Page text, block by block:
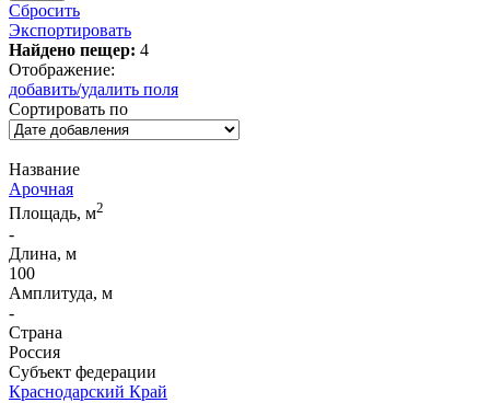
Сбросить
Экспортировать
Найдено пещер: 4
Отображение:
добавить/удалить поля
Сортировать по
Название
Арочная
Площадь, м2
-
Длина, м
100
Амплитуда, м
-
Страна
Россия
Субъект федерации
Краснодарский Край